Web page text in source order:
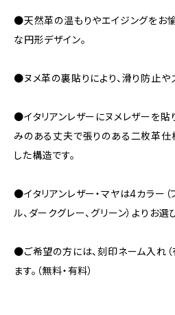
●天然革の温もりやエイジングをお
な円形デザイン。
●ヌメ革の裏貼りにより、滑り防止や
●イタリアンレザーにヌメレザーを貼
みのある丈夫で張りのある二枚革仕
した構造です。
●イタリアンレザー・マヤは4カラー（
ル、ダークグレー、グリーン）よりお選
●ご希望の方には、刻印ネーム入れ（
ます。（無料・有料）